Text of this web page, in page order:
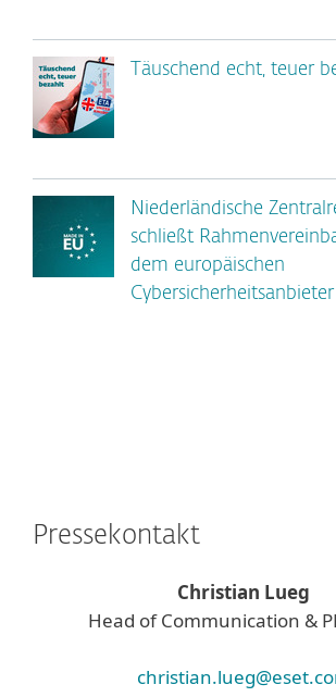
Täuschend echt, teuer
Niederländische
schließt
dem europäischen
Cybersicherheitsanbieter
Pressekontakt
Christian Lueg
Head of Communication &